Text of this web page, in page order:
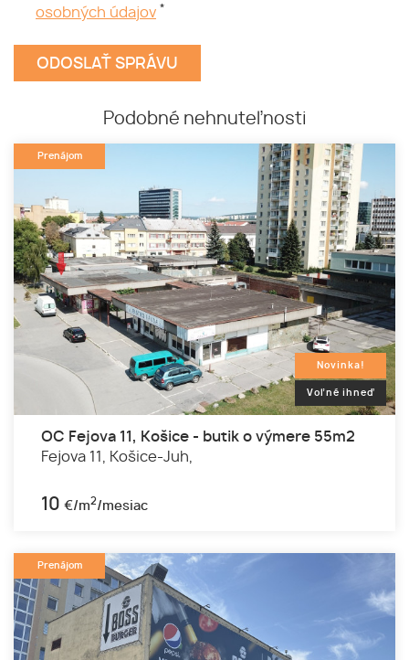
osobných údajov *
Podobné nehnuteľnosti
Prenájom
Novinka!
Voľné ihneď
OC Fejova 11, Košice - butik o výmere 55m2
Fejova 11,
Košice-Juh,
10 €/m2/mesiac
Prenájom